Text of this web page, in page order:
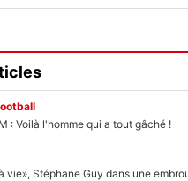
: Voilà l'homme qui a tout gâché !